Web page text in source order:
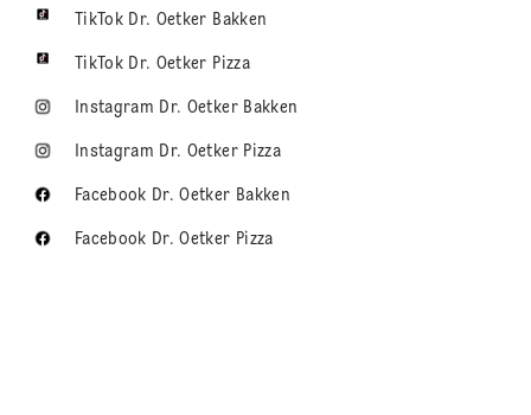
TikTok Dr. Oetker Bakken
TikTok Dr. Oetker Pizza
Instagram Dr. Oetker Bakken
Instagram Dr. Oetker Pizza
Facebook Dr. Oetker Bakken
Facebook Dr. Oetker Pizza